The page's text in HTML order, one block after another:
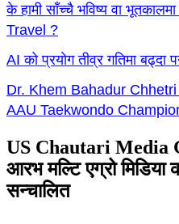
के हामी साँच्चै भविष्य वा
Travel ?
AI को प्रयोग तीव्र गतिमा
Dr. Khem Bahadur
AAU Taekwondo
US Chautari Media
आरभ मल्टि एग्रो मिडिया
सन्चालित